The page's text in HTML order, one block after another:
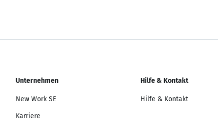
Unternehmen
New Work SE
Karriere
Hilfe & Kontakt
Hilfe & Kontakt